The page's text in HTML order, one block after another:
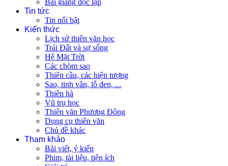
Bài giảng độc lập
Tin tức
Tin nổi bật
Kiến thức
Lịch sử thiên văn học
Trái Đất và sự sống
Hệ Mặt Trời
Các chòm sao
Thiên cầu, các hiện tượng
Sao, tinh vân, lỗ đen, ...
Thiên hà
Vũ trụ học
Thiên văn Phương Đông
Dụng cụ thiên văn
Chủ đề khác
Tham khảo
Bài viết, ý kiến
Phim, tài liệu, tiện ích